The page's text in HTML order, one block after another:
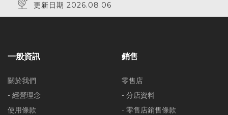
更新日期 2026.08.06
一般資訊
關於我們
- 經營理念
使用條款
銷售
零售店
- 分店資料
- 零售店銷售條款